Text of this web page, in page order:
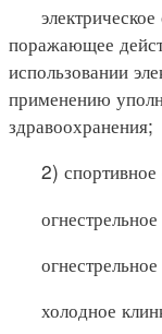
электрическое
поражающее
использовании
применению
здравоохранения;
2) спортивное
огнестрельное
огнестрельное
холодное